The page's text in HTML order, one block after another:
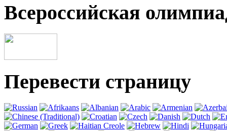
Всероссийская
Перевести страницу